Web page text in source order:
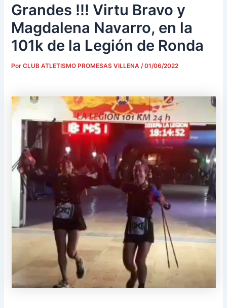
Grandes !!! Virtu Bravo y
Magdalena Navarro, en la
101k de la Legión de Ronda
PorCLUB ATLETISMO PROMESAS VILLENA/01/06/2022